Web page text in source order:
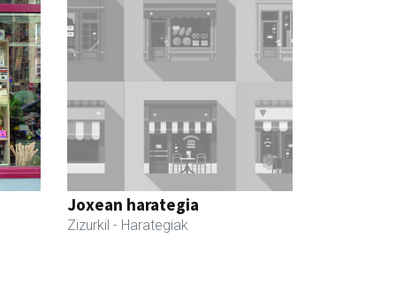
Joxean harategia
Zizurkil - Harategiak